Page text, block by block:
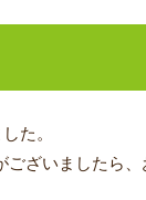
た。
ざいましたら、